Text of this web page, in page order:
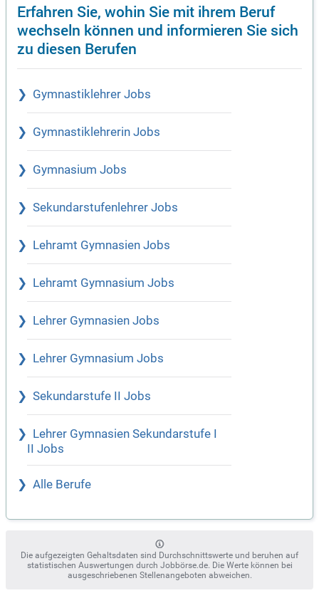
Erfahren Sie, wohin Sie mit ihrem Beruf
wechseln können und informieren Sie sich
zu diesen Berufen
Gymnastiklehrer Jobs
Gymnastiklehrerin Jobs
Gymnasium Jobs
Sekundarstufenlehrer Jobs
Lehramt Gymnasien Jobs
Lehramt Gymnasium Jobs
Lehrer Gymnasien Jobs
Lehrer Gymnasium Jobs
Sekundarstufe II Jobs
Lehrer Gymnasien Sekundarstufe I
II Jobs
Alle Berufe
Die aufgezeigten Gehaltsdaten sind Durchschnittswerte und beruhen auf
statistischen Auswertungen durch Jobbörse.de. Die Werte können bei
ausgeschriebenen Stellenangeboten abweichen.